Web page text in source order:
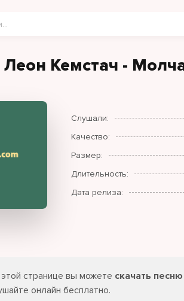
Леон Кемстач -
Слушали:
Качество:
Размер:
Длительность:
Дата релиза:
странице вы можете скачать
онлайн бесплатно.